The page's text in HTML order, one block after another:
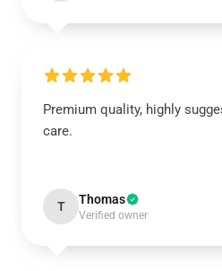
Premium quality, highly
care.
T Thomas
Verified owner